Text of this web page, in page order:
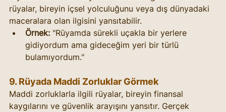
rüyalar, bireyin içsel yolculuğunu veya dış dünyadaki
maceralara olan ilgisini yansıtabilir.
Örnek: "Rüyamda sürekli uçakla bir yerlere
gidiyordum ama gideceğim yeri bir türlü
bulamıyordum."
9. Rüyada Maddi Zorluklar Görmek
Maddi zorluklarla ilgili rüyalar, bireyin finansal
kaygılarını ve güvenlik arayışını yansıtır. Gerçek